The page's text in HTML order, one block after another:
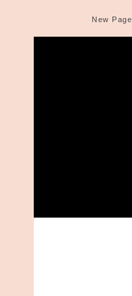
New Page